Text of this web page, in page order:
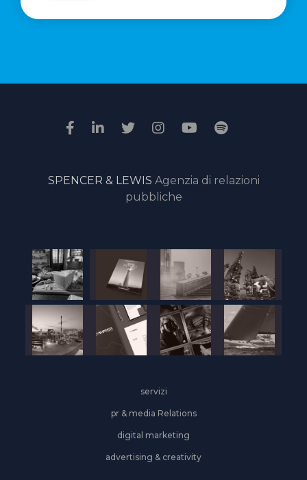
“Passione
il
della
giuria
online
SPENCER & LEWIS Agenzia di relazioni
pubbliche
servizi
pr & media Relations
digital marketing
advertising & creativity